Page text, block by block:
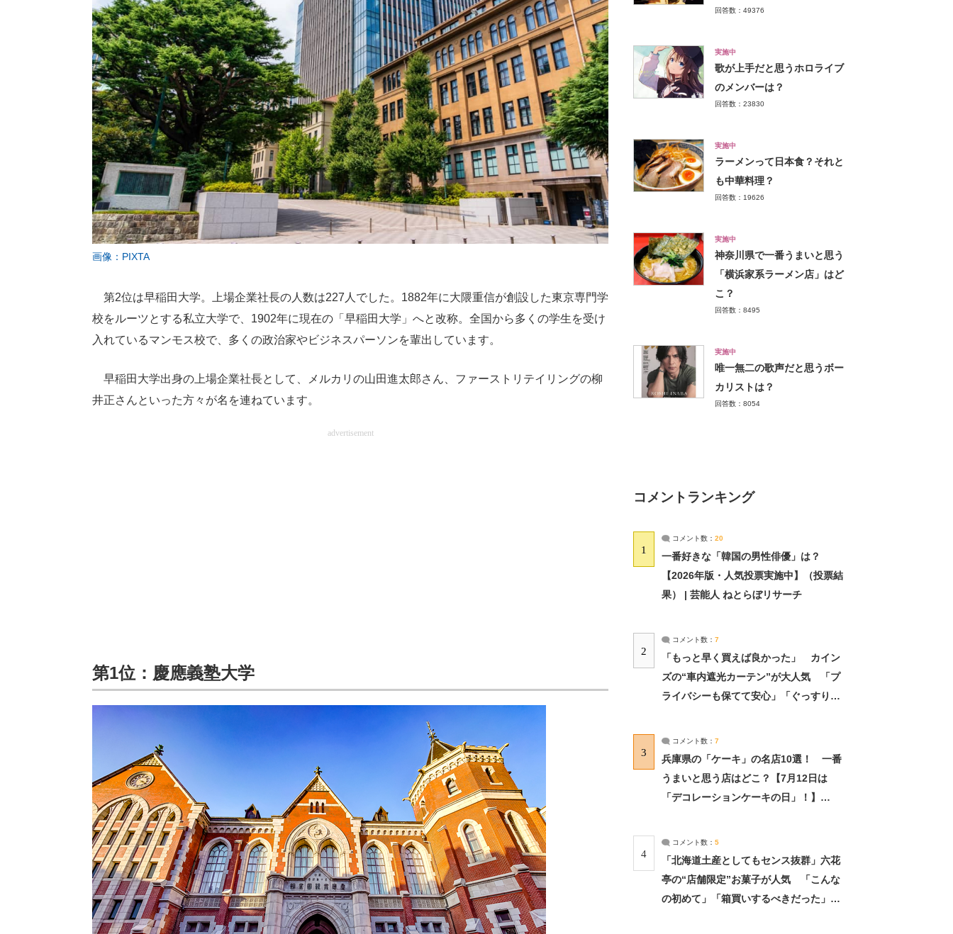
画像：PIXTA
第2位は早稲田大学。上場企業社長の人数は227人でした。1882年に大隈重信が創設した東京専門学
校をルーツとする私立大学で、1902年に現在の「早稲田大学」へと改称。全国から多くの学生を受け
入れているマンモス校で、多くの政治家やビジネスパーソンを輩出しています。
早稲田大学出身の上場企業社長として、メルカリの山田進太郎さん、ファーストリテイリングの柳
井正さんといった方々が名を連ねています。
advertisement
第1位：慶應義塾大学
回答数：49376
実施中
歌が上手だと思うホロライブ
のメンバーは？
回答数：23830
実施中
ラーメンって日本食？それと
も中華料理？
回答数：19626
実施中
神奈川県で一番うまいと思う
「横浜家系ラーメン店」はど
こ？
回答数：8495
実施中
唯一無二の歌声だと思うボー
カリストは？
回答数：8054
コメントランキング
1
コメント数： 20
一番好きな「韓国の男性俳優」は？
【2026年版・人気投票実施中】（投票結
果） | 芸能人 ねとらぼリサーチ
2
コメント数： 7
「もっと早く買えば良かった」 カイン
ズの“車内遮光カーテン”が大人気 「プ
ライバシーも保てて安心」「ぐっすり眠
3
コメント数： 7
兵庫県の「ケーキ」の名店10選！ 一番
うまいと思う店はどこ？【7月12日は
「デコレーションケーキの日」！】
4
コメント数： 5
「北海道土産としてもセンス抜群」六花
亭の“店舗限定”お菓子が人気 「こんな
の初めて」「箱買いするべきだった」